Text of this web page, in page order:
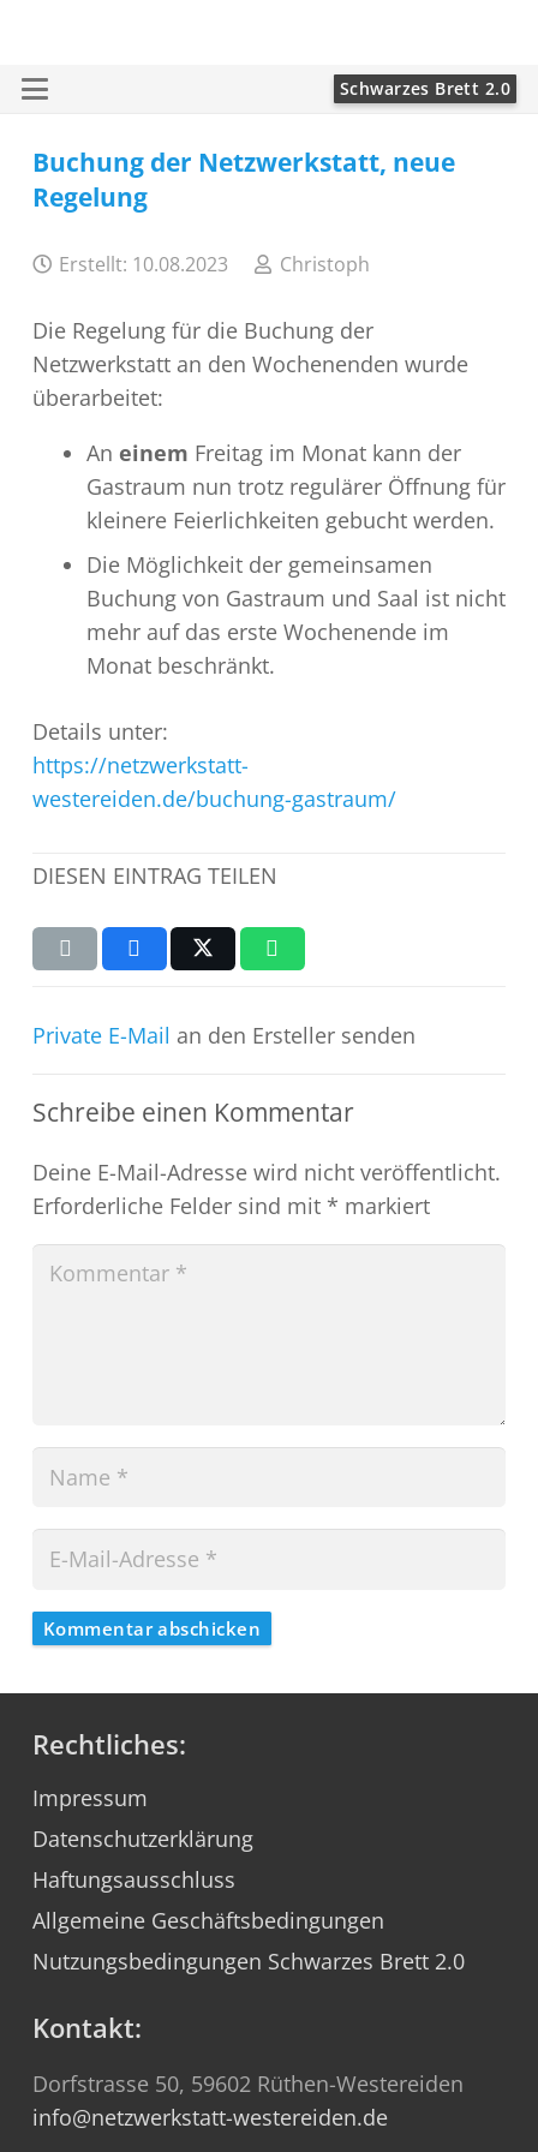
Schwarzes Brett 2.0
Buchung der Netzwerkstatt, neue
Regelung
Erstellt: 10.08.2023 Christoph
Die Regelung für die Buchung der
Netzwerkstatt an den Wochenenden wurde
überarbeitet:
An einem Freitag im Monat kann der
Gastraum nun trotz regulärer Öffnung für
kleinere Feierlichkeiten gebucht werden.
Die Möglichkeit der gemeinsamen
Buchung von Gastraum und Saal ist nicht
mehr auf das erste Wochenende im
Monat beschränkt.
Details unter:
https://netzwerkstatt-
westereiden.de/buchung-gastraum/
DIESEN EINTRAG TEILEN
Private E-Mail an den Ersteller senden
Schreibe einen Kommentar
Deine E-Mail-Adresse wird nicht veröffentlicht.
Erforderliche Felder sind mit * markiert
Kommentar abschicken
Rechtliches:
Impressum
Datenschutzerklärung
Haftungsausschluss
Allgemeine Geschäftsbedingungen
Nutzungsbedingungen Schwarzes Brett 2.0
Kontakt:
Dorfstrasse 50, 59602 Rüthen-Westereiden
info@netzwerkstatt-westereiden.de